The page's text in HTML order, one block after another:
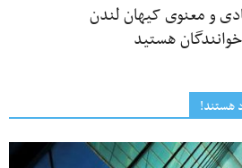
و معنوی کیهان لندن
هستید
هستند!